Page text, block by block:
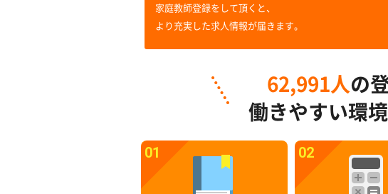
家庭教師登録をして頂くと、
より充実した求人情報が届きます。
62,991人 の
働きやすい環
01 02